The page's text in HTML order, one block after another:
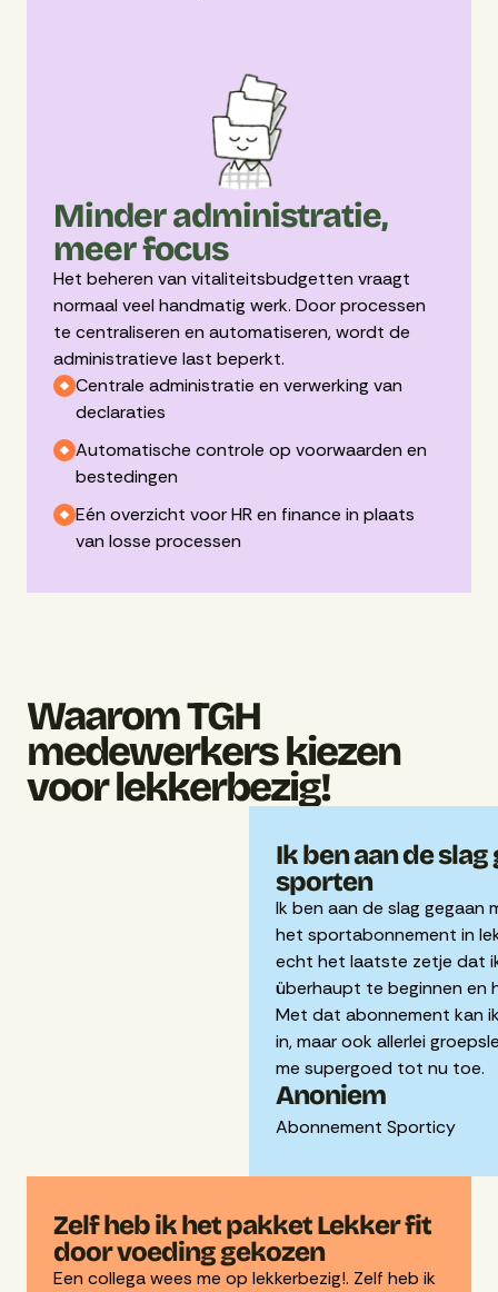
Minder administratie,
meer focus
Het beheren van vitaliteitsbudgetten vraagt
normaal veel handmatig werk. Door processen
te centraliseren en automatiseren, wordt de
administratieve last beperkt.
Centrale administratie en verwerking van
declaraties
Automatische controle op voorwaarden en
bestedingen
Eén overzicht voor HR en finance in plaats
van losse processen
Waarom TGH
medewerkers kiezen
voor lekkerbezig!
Ik ben aan de
sporten
Ik ben aan de slag gegaan
het sportabonnement in
echt het laatste zetje dat
überhaupt te beginnen en
Met dat abonnement kan
in, maar ook allerlei
me supergoed tot nu toe.
Anoniem
Abonnement Sporticy
Zelf heb ik het pakket Lekker fit
door voeding gekozen
Een collega wees me op lekkerbezig!. Zelf heb ik